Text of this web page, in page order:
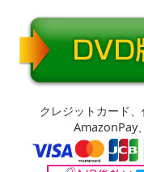
クレジットカード
AmazonPay